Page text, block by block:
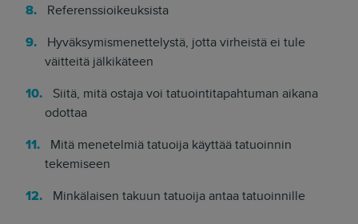
Referenssioikeuksista
Hyväksymismenettelystä, jotta virheistä ei tule
väitteitä jälkikäteen
Siitä, mitä ostaja voi tatuointitapahtuman aikana
odottaa
Mitä menetelmiä tatuoija käyttää tatuoinnin
tekemiseen
Minkälaisen takuun tatuoija antaa tatuoinnille